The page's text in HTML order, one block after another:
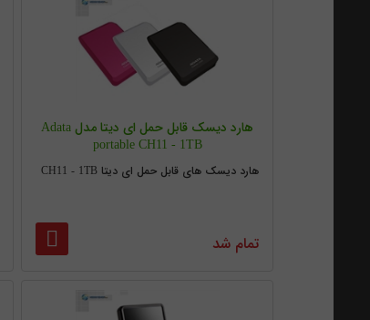
هارد دیسک قابل حمل ای دیتا مدل Adata
portable CH11 - 1TB
هارد دیسک های قابل حمل ای دیتا CH11 - 1TB
تمام شد